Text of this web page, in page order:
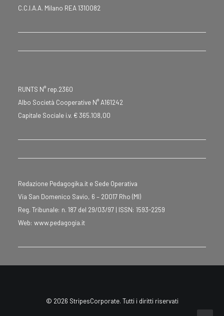
C.C.I.A.A. Milano REA 1310082
RUNTS N° rep.2360
Albo Società Cooperative N° A161242
Capitale Sociale i.v. € 365.108,00
Redazione Pedagogika.it e Sede Operativa
Via San Domenico Savio, 6 – 20017 Rho (MI)
Reg. Tribunale: n. 187 del 29/03/97 | ISSN: 1593-2259
Web: www.pedagogia.it
© 2026 StripesCorporate. Tutti i diritti riservati